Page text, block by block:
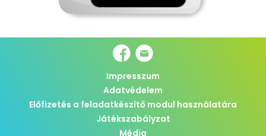
Impresszum
Adatvédelem
Előfizetés a feladatkészítő modul használatára
Játékszabályzat
Média